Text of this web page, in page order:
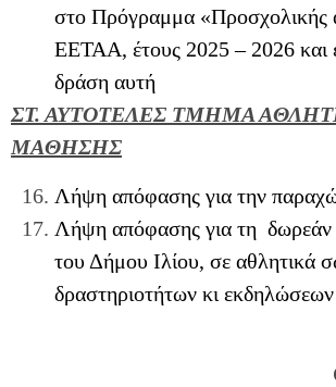
στο Πρόγραμμα «Προσχολικής
ΕΕΤΑΑ, έτους 2025 – 2026 και
δράση αυτή
ΣΤ. ΑΥΤΟΤΕΛΕΣ ΤΜΗΜΑ
ΜΑΘΗΣΗΣ
Λήψη απόφασης για την
Λήψη απόφασης για τη δωρεάν
του Δήμου Ιλίου, σε αθλητικά
δραστηριοτήτων κι εκδηλώσεων